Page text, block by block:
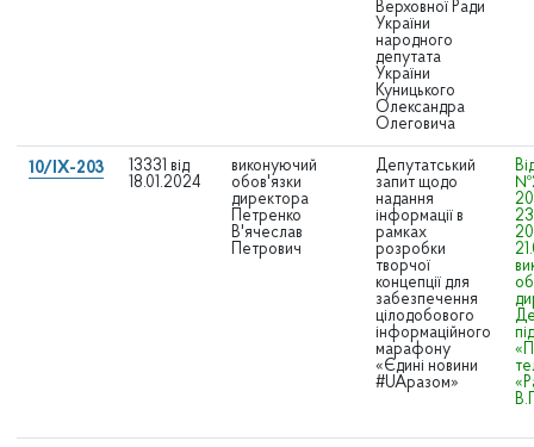
Верховної Ради
України
народного
депутата
України
Куницького
Олександра
Олеговича
10/IX-203
13331 від
18.01.2024
виконуючий
обов'язки
директора
Петренко
В'ячеслав
Петрович
Депутатський
запит щодо
надання
інформації в
рамках
розробки
творчої
концепції для
забезпечення
цілодобового
інформаційного
марафону
«Єдині новини
#UAразом»